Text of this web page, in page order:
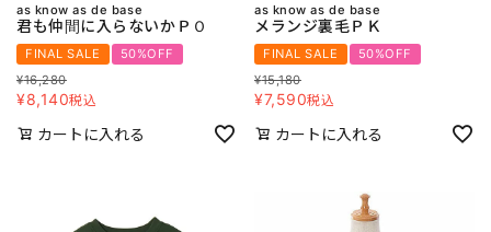
as know as de base
君も仲間に入らないかＰＯ
FINAL SALE
50%OFF
¥16,280
¥8,140税込
カートに入れる
as know as de base
メランジ裏毛ＰＫ
FINAL SALE
50%OFF
¥15,180
¥7,590税込
カートに入れる